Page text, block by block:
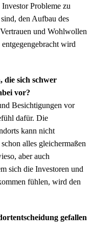
Probleme zu
den Aufbau des
und Wohlwollen
wird
die sich schwer
vor?
Besichtigungen vor
dafür. Die
kann nicht
alles gleichermaßen
aber auch
sich die Investoren und
fühlen, wird den
gefallen